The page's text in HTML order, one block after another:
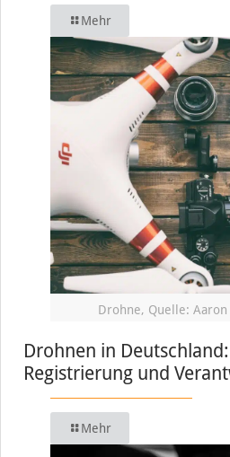
Mehr
Drohne, Quelle:
Drohnen in
Registrierung und
Mehr